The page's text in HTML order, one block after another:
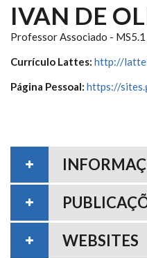
IVAN DE
Professor Associado - MS5.1
Currículo Lattes: http://
Página Pessoal: https://
WEBSITES